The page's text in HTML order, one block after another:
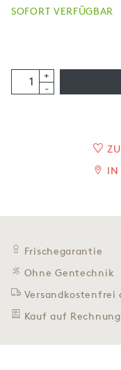
SOFORT VERFÜGBAR
+
-
IN
Frischegarantie
Ohne Gentechnik
Versandkostenfrei
Kauf auf